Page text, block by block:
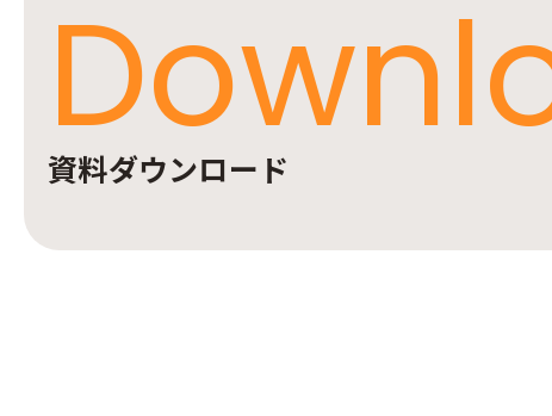
株式会社ソフィアについて
ご紹介します。
ションを軸とした私たちの
サービスをご紹介します。
検
資料ダウンロード